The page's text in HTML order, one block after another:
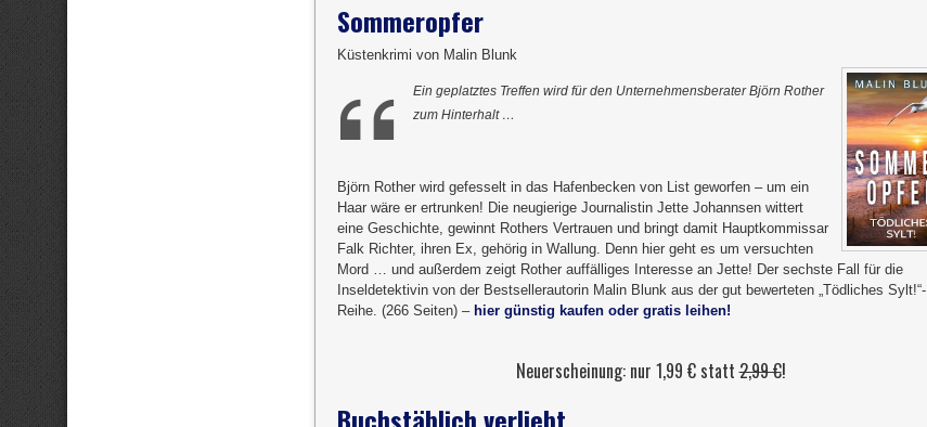
Sommeropfer
Küstenkrimi von Malin Blunk
Ein geplatztes Treffen wird für den Unternehmensberater Björn Rother
zum Hinterhalt …
Björn Rother wird gefesselt in das Hafenbecken von List geworfen – um ein
Haar wäre er ertrunken! Die neugierige Journalistin Jette Johannsen wittert
eine Geschichte, gewinnt Rothers Vertrauen und bringt damit Hauptkommissar
Falk Richter, ihren Ex, gehörig in Wallung. Denn hier geht es um versuchten
Mord … und außerdem zeigt Rother auffälliges Interesse an Jette! Der sechste Fall für die
Inseldetektivin von der Bestsellerautorin Malin Blunk aus der gut bewerteten „Tödliches Sylt!“-
Reihe. (266 Seiten) – hier günstig kaufen oder gratis leihen!
Neuerscheinung: nur 1,99 € statt2,99 €!